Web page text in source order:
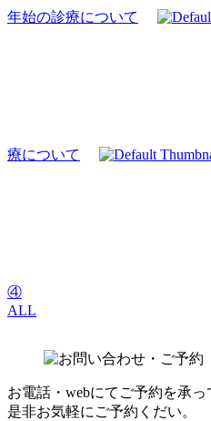
年始の診療について
療について
④
ALL
お電話・webにてご予約を承っ
是非お気軽にご予約くだい。